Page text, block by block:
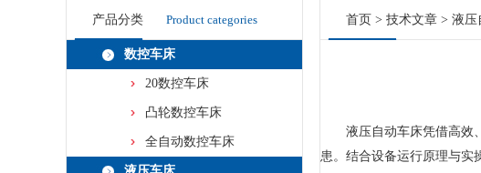
产品分类 Product categories
数控车床
20数控车床
凸轮数控车床
全自动数控车床
首页 > 技术文章 > 液压
液压自动车床凭借高效、
患。结合设备运行原理与实